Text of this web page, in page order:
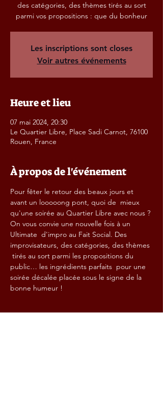
des catégories, des thèmes tirés au sort
parmi vos propositions : que du bonheur
Les inscriptions sont closes
Voir autres événements
Heure et lieu
07 mai 2024, 20:30
Le Quartier Libre, Place Sadi Carnot, 76100
Rouen, France
À propos de l'événement
Pour fêter le retour des beaux jours et
avant un looooong pont, quoi de  mieux
qu'une soirée au Quartier Libre avec nous ?
On vous convie une nouvelle fois à un
Ultimate  d'impro au Fait Social. Des
improvisateurs, des catégories, des thèmes
tirés au sort parmi les propositions du
public… les ingrédients parfaits  pour une
soirée décalée placée sous le signe de la
bonne humeur !